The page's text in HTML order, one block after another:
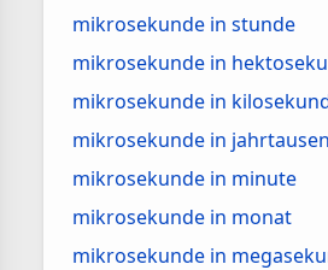
mikrosekunde in stunde
mikrosekunde in
mikrosekunde in
mikrosekunde in
mikrosekunde in minute
mikrosekunde in monat
mikrosekunde in